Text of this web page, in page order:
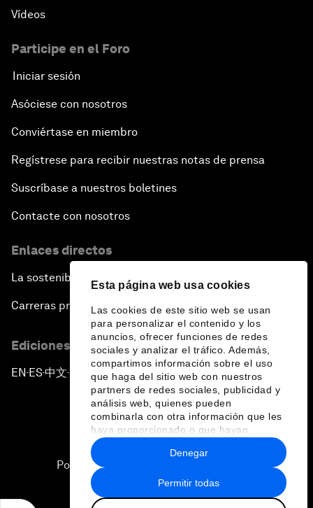
Esta página web usa cookies
Las cookies de este sitio web se usan
para personalizar el contenido y los
anuncios, ofrecer funciones de redes
sociales y analizar el tráfico. Además,
compartimos información sobre el uso
que haga del sitio web con nuestros
partners de redes sociales, publicidad y
análisis web, quienes pueden
combinarla con otra información que les
haya proporcionado o que hayan
recopilado a partir del uso que haya
hecho de sus servicios.
Permitir todas
Denegar
Vídeos
Participe en el Foro
Iniciar sesión
Asóciese con nosotros
Conviértase en miembro
Regístrese para recibir nuestras notas de prensa
Suscríbase a nuestros boletines
Contacte con nosotros
Enlaces directos
La sostenibilidad en el Foro
Carreras profesionales
Ediciones en otros idiomas
EN ▪ES▪中文▪ 日本語
Política de privacidad y normas de uso
Sitemap